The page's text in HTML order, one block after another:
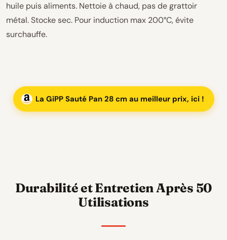
huile puis aliments. Nettoie à chaud, pas de grattoir
métal. Stocke sec. Pour induction max 200°C, évite
surchauffe.
La GiPP Sauté Pan 28 cm au meilleur prix, ici !
Durabilité et Entretien Après 50
Utilisations